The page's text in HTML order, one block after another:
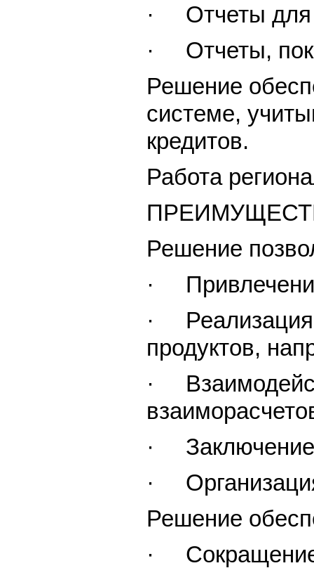
· Отчеты для
· Отчеты,
Решение
системе,
кредитов.
Работа
Решение
·
· Реализация
продуктов,
·
· Заключение
·
Решение
· Сокращение